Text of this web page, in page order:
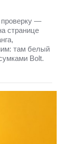
проверку —
странице
там белый
Bolt.